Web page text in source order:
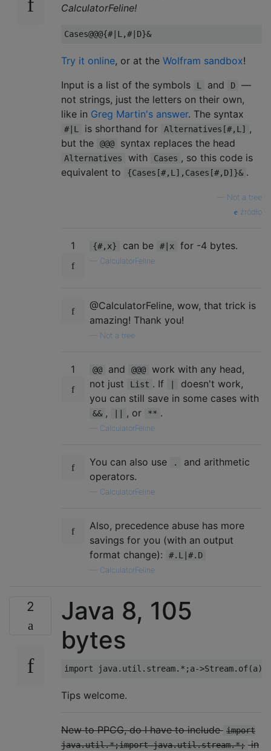
CalculatorFeline!
Try it online, or at the Wolfram sandbox!
Input is a list of the symbols
L and D
—
not strings, just the letters on their own,
like in Greg Martin's answer. The syntax
#|L is shorthand for Alternatives[#,L]
,
but the
@@@ syntax replaces the head
Alternatives with Cases , so this code is
equivalent to
{Cases[#,L],Cases[#,D]}& .
Not a tree
źródło
1 {#,x} can be #|x for -4 bytes.
CalculatorFeline
@CalculatorFeline, wow, that trick is
amazing! Thank you!
Not a tree
1 @@ and @@@
work with any head,
not just
List . If
doesn't work,
you can still save in some cases with
&& , , or ** .
CalculatorFeline
You can also use .
and arithmetic
operators.
CalculatorFeline
Also, precedence abuse has more
savings for you (with an output
format change):
#.L|#.D
CalculatorFeline
2
Java 8, 105
bytes
Tips welcome.
New to PPCG, do I have to include import
java.util.*;import java.util.stream.*; in